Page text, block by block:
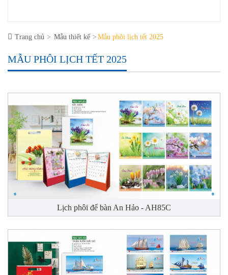
Trang chủ Mẫu thiết kế Mẫu phôi lịch tết 2025
MẪU PHÔI LỊCH TẾT 2025
Lịch phôi để bàn An Hảo - AH85C